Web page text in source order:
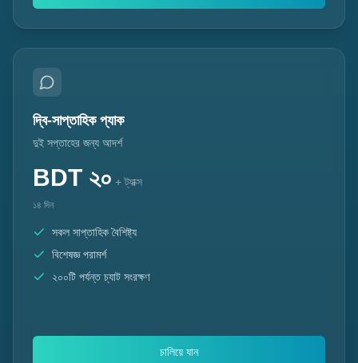
দ্বি-সাপ্তাহিক প্যাক
দুই সপ্তাহের জন্য আদর্শ
BDT ২০ + ট্যাক্স
১৪ দিন
সকল সাপ্তাহিক বৈশিষ্ট্য
বিশেষজ্ঞ পরামর্শ
২০০টি পর্যন্ত চ্যাট সংরক্ষণ
চালিয়ে যান